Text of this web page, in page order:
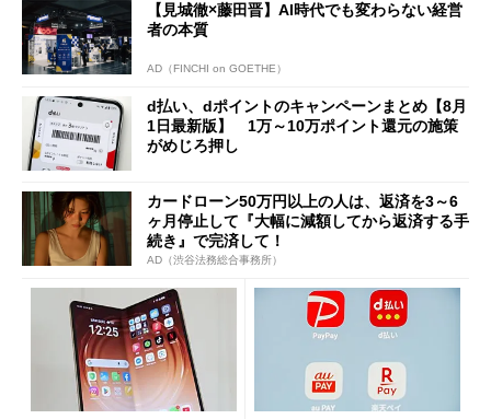
【見城徹×藤田晋】AI時代でも変わらない経営
者の本質
AD（FINCHI on GOETHE）
d払い、dポイントのキャンペーンまとめ【8月
1日最新版】 1万～10万ポイント還元の施策
がめじろ押し
カードローン50万円以上の人は、返済を3～6
ヶ月停止して『大幅に減額してから返済する手
続き』で完済して！
AD（渋谷法務総合事務所）